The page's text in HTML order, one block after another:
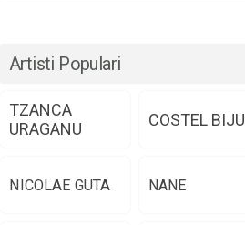
Artisti Populari
TZANCA
URAGANU
COSTEL BIJU
NICOLAE GUTA NANE